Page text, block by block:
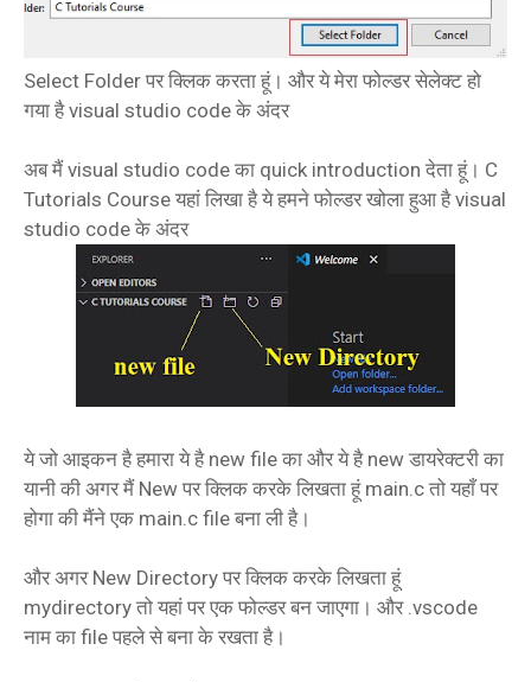
Select Folder पर क्लिक करता हूं। और ये मेरा फोल्डर सेलेक्ट हो
गया है visual studio code के अंदर
अब मैं visual studio code का quick introduction देता हूं। C
Tutorials Course यहां लिखा है ये हमने फोल्डर खोला हुआ है visual
studio code के अंदर
ये जो आइकन है हमारा ये है new file का और ये है new डायरेक्टरी का
यानी की अगर मैं New पर क्लिक करके लिखता हूं main.c तो यहाँ पर
होगा की मैंने एक main.c file बना ली है।
और अगर New Directory पर क्लिक करके लिखता हूं
mydirectory तो यहां पर एक फोल्डर बन जाएगा। और .vscode
नाम का file पहले से बना के रखता है।